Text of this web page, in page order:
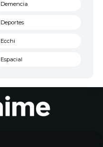
Demencia
Deportes
Ecchi
Espacial
Historico
Josei